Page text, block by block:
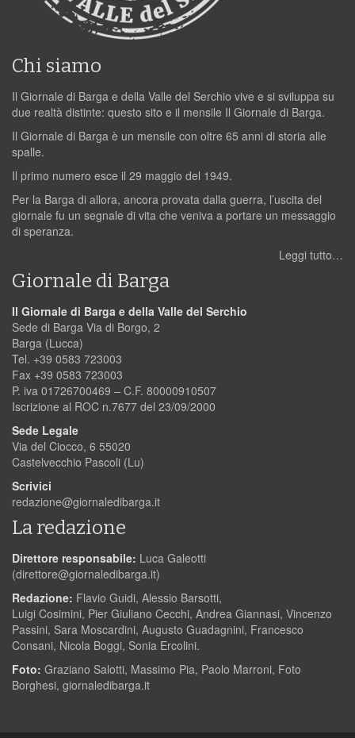
Chi siamo
Il Giornale di Barga e della Valle del Serchio vive e si sviluppa su
due realtà distinte: questo sito e il mensile Il Giornale di Barga.
Il Giornale di Barga è un mensile con oltre 65 anni di storia alle
spalle.
Il primo numero esce il 29 maggio del 1949.
Per la Barga di allora, ancora provata dalla guerra, l’uscita del
giornale fu un segnale di vita che veniva a portare un messaggio
di speranza.
Leggi tutto…
Giornale di Barga
Il Giornale di Barga e della Valle del Serchio
Sede di Barga Via di Borgo, 2
Barga (Lucca)
Tel. +39 0583 723003
Fax +39 0583 723003
P. iva 01726700469 – C.F. 80000910507
Iscrizione al ROC n.7677 del 23/09/2000
Sede Legale
Via del Ciocco, 6 55020
Castelvecchio Pascoli (Lu)
Scrivici
redazione@giornaledibarga.it
La redazione
Direttore responsabile: Luca Galeotti
(direttore@giornaledibarga.it)
Redazione: Flavio Guidi, Alessio Barsotti,
Luigi Cosimini, Pier Giuliano Cecchi, Andrea Giannasi, Vincenzo
Passini, Sara Moscardini, Augusto Guadagnini, Francesco
Consani, Nicola Boggi, Sonia Ercolini.
Foto: Graziano Salotti, Massimo Pia, Paolo Marroni, Foto
Borghesi, giornaledibarga.it